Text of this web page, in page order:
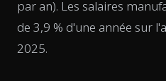
par an). Les salaires
de 3,9 % d'une année sur
2025.